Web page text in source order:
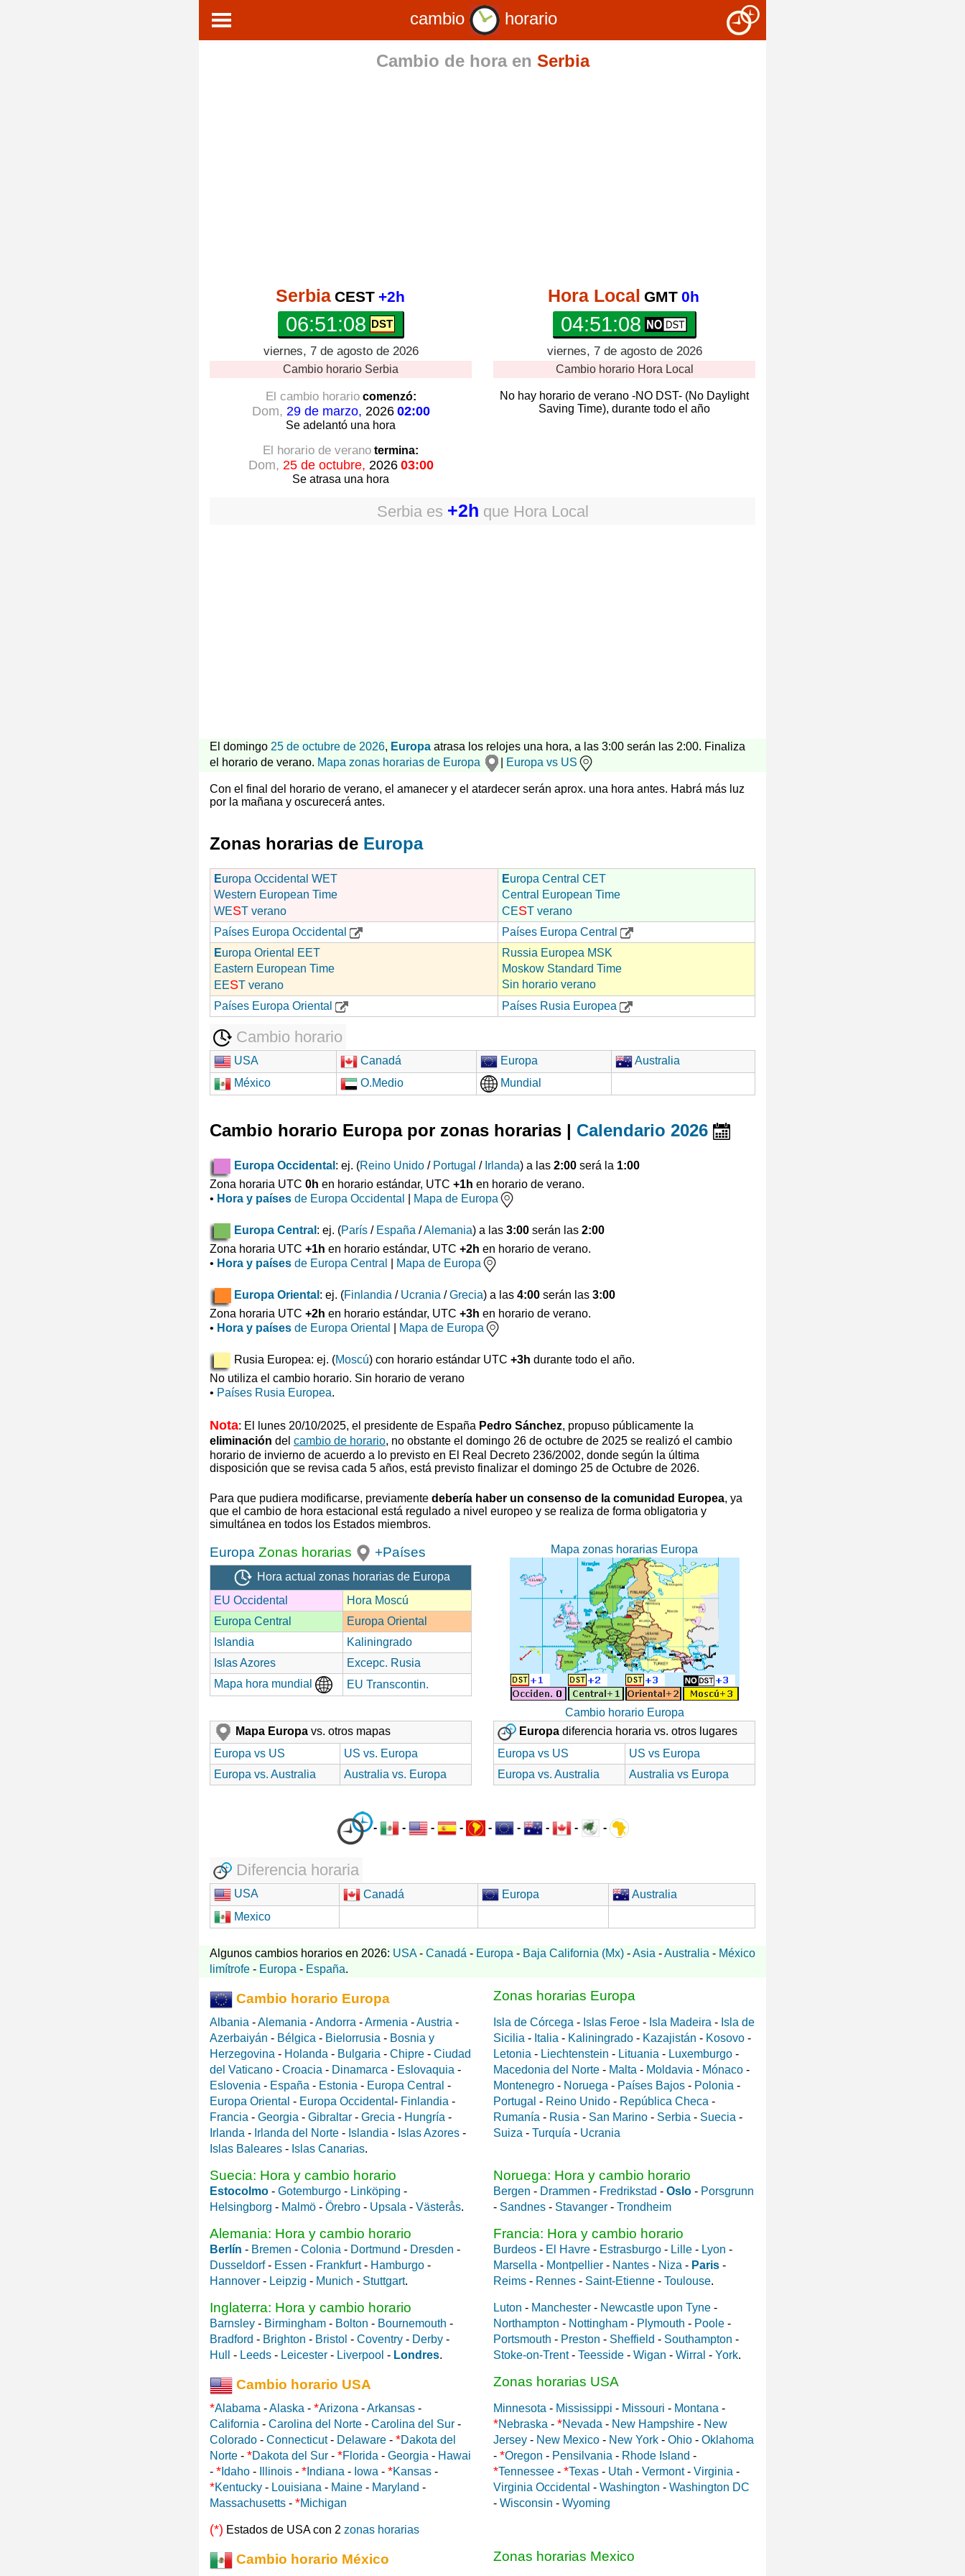
cambio horario
Cambio de hora en Serbia
Serbia CEST +2h
06:51:09
viernes, 7 de agosto de 2026
Cambio horario Serbia
El cambio horariocomenzó:
Dom, 29 de marzo, 2026 02:00
Se adelantó una hora
El horario de verano termina:
Dom, 25 de octubre, 2026 03:00
Se atrasa una hora
Hora Local GMT 0h
04:51:09
viernes, 7 de agosto de 2026
Cambio horario Hora Local
No hay horario de verano -NO DST- (No Daylight
Saving Time), durante todo el año
Serbiaes +2h que Hora Local
El domingo 25 de octubre de 2026, Europa atrasa los relojes una hora, a las 3:00 serán las 2:00. Finaliza
el horario de verano. Mapa zonas horarias de Europa Europa vs US
Con el final del horario de verano, el amanecer y el atardecer serán aprox. una hora antes. Habrá más luz
por la mañana y oscurecerá antes.
Zonas horarias de Europa
Europa Occidental WET
Western European Time
WEST verano
Europa Central CET
Central European Time
CEST verano
Países Europa Occidental
Países Europa Central
Europa Oriental EET
Eastern European Time
EEST verano
Russia Europea MSK
Moskow Standard Time
Sin horario verano
Países Europa Oriental
Países Rusia Europea
Cambio horario
USA Canadá Europa
Australia
México
O.Medio Mundial
Cambio horario Europa por zonas horarias | Calendario 2026
Europa Occidental : ej. (Reino Unido / Portugal / Irlanda) a las 2:00 será la 1:00
Zona horaria UTC 0h en horario estándar, UTC +1h en horario de verano.
• Hora y países de Europa Occidental Mapa de Europa
Europa Central : ej. (París / España /Alemania) a las 3:00 serán las 2:00
Zona horaria UTC +1h en horario estándar, UTC +2h en horario de verano.
• Hora y países de Europa Central Mapa de Europa
Europa Oriental : ej. (Finlandia / Ucrania /Grecia) a las 4:00 serán las 3:00
Zona horaria UTC +2h en horario estándar, UTC +3h en horario de verano.
• Hora y países de Europa Oriental Mapa de Europa
Rusia Europea: ej. (Moscú) con horario estándar UTC +3h durante todo el año.
No utiliza el cambio horario. Sin horario de verano
• Países Rusia Europea.
Nota: El lunes 20/10/2025, el presidente de España Pedro Sánchez, propuso públicamente la
eliminación del cambio de horario, no obstante el domingo 26 de octubre de 2025 se realizó el cambio
horario de invierno de acuerdo a lo previsto en El Real Decreto 236/2002, donde según la última
disposición que se revisa cada 5 años, está previsto finalizar el domingo 25 de Octubre de 2026.
Para que pudiera modificarse, previamente debería haber un consenso de la comunidad Europea, ya
que el cambio de hora estacional está regulado a nivel europeo y se realiza de forma obligatoria y
simultánea en todos los Estados miembros.
Europa Zonas horarias +Países
Hora actual zonas horarias de Europa
EU Occidental
Hora Moscú
Europa Central
Europa Oriental
Islandia
Kaliningrado
Islas Azores
Excepc. Rusia
Mapa hora mundial
EU Transcontin.
Mapa zonas horarias Europa
Cambio horario Europa
Mapa Europa vs. otros mapas
Europa vs US
US vs. Europa
Europa vs. Australia
Australia vs. Europa
Europa diferencia horaria vs. otros lugares
Europa vs US
US vs Europa
Europa vs. Australia
Australia vs Europa
- - - - - - - - -
Diferencia horaria
USA Canadá Europa
Australia
Mexico
Algunos cambios horarios en 2026: USA- Canadá - Europa - Baja California (Mx) -Asia -Australia - México
limítrofe - Europa - España.
Cambio horario Europa Zonas horarias Europa
Albania -Alemania -Andorra -Armenia -Austria -
Azerbaiyán - Bélgica - Bielorrusia - Bosnia y
Herzegovina - Holanda - Bulgaria - Chipre - Ciudad
del Vaticano - Croacia - Dinamarca - Eslovaquia -
Eslovenia - España - Estonia - Europa Central -
Europa Oriental - Europa Occidental - Finlandia -
Francia - Georgia - Gibraltar - Grecia - Hungría -
Irlanda - Irlanda del Norte - Islandia - Islas Azores -
Islas Baleares - Islas Canarias.
Isla de Córcega - Islas Feroe - Isla Madeira - Isla de
Sicilia - Italia - Kaliningrado - Kazajistán - Kosovo -
Letonia - Liechtenstein - Lituania - Luxemburgo -
Macedonia del Norte - Malta - Moldavia - Mónaco -
Montenegro - Noruega - Países Bajos - Polonia -
Portugal - Reino Unido - República Checa -
Rumanía - Rusia - San Marino - Serbia - Suecia -
Suiza - Turquía - Ucrania
Suecia: Hora y cambio horario
Estocolmo - Gotemburgo - Linköping -
Helsingborg - Malmö - Örebro - Upsala - Västerås.
Noruega: Hora y cambio horario
Bergen - Drammen - Fredrikstad - Oslo - Porsgrunn
- Sandnes - Stavanger - Trondheim
Alemania: Hora y cambio horario
Berlín - Bremen - Colonia - Dortmund - Dresden -
Dusseldorf- Essen - Frankfurt- Hamburgo -
Hannover - Leipzig - Munich - Stuttgart.
Francia: Hora y cambio horario
Burdeos - El Havre - Estrasburgo - Lille - Lyon -
Marsella - Montpellier - Nantes - Niza - Paris -
Reims - Rennes - Saint-Etienne - Toulouse.
Inglaterra: Hora y cambio horario
Barnsley - Birmingham - Bolton - Bournemouth -
Bradford - Brighton - Bristol - Coventry - Derby -
Hull
- Leeds - Leicester - Liverpool - Londres.
Luton - Manchester - Newcastle upon Tyne -
Northampton - Nottingham - Plymouth - Poole -
Portsmouth - Preston - Sheffield - Southampton -
Stoke-on-Trent- Teesside - Wigan - Wirral - York.
Cambio horario USA Zonas horarias USA
*Alabama -Alaska - *Arizona -Arkansas -
California - Carolina del Norte - Carolina del Sur -
Colorado - Connecticut- Delaware - *Dakota del
Norte - *Dakota del Sur - *Florida - Georgia - Hawai
- * Idaho - Illinois - * Indiana - Iowa - *Kansas -
*Kentucky - Louisiana - Maine - Maryland -
Massachusetts - *Michigan
Minnesota - Mississippi - Missouri - Montana -
*Nebraska - *Nevada - New Hampshire - New
Jersey - New Mexico - New York - Ohio - Oklahoma
- *Oregon - Pensilvania - Rhode Island -
*Tennessee - *Texas - Utah - Vermont- Virginia -
Virginia Occidental - Washington - Washington DC
- Wisconsin - Wyoming
(*) Estados de USA con 2 zonas horarias
Cambio horario México Zonas horarias Mexico